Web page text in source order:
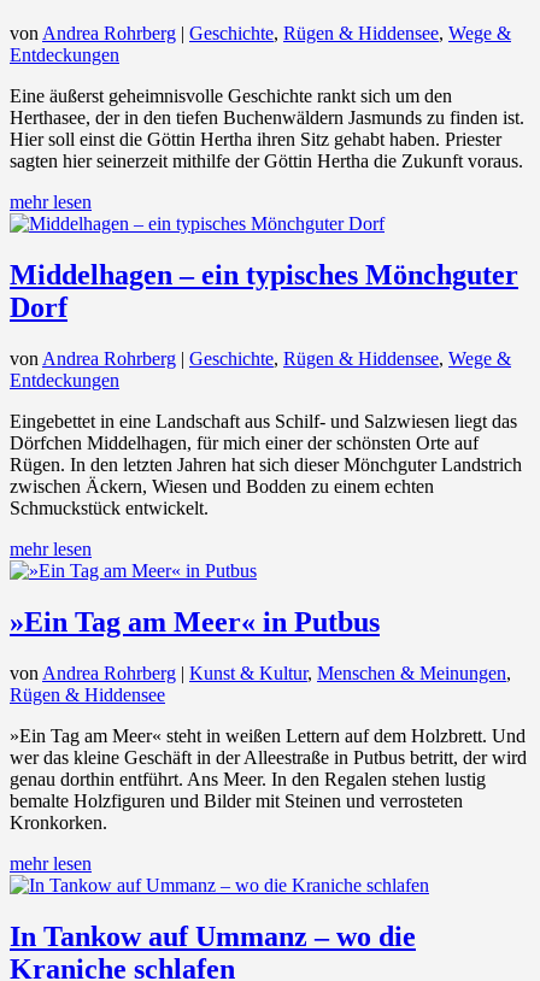
von Andrea Rohrberg | Geschichte, Rügen & Hiddensee, Wege &
Entdeckungen
Eine äußerst geheimnisvolle Geschichte rankt sich um den
Herthasee, der in den tiefen Buchenwäldern Jasmunds zu finden ist.
Hier soll einst die Göttin Hertha ihren Sitz gehabt haben. Priester
sagten hier seinerzeit mithilfe der Göttin Hertha die Zukunft voraus.
mehr lesen
Middelhagen – ein typisches Mönchguter
Dorf
von Andrea Rohrberg | Geschichte, Rügen & Hiddensee, Wege &
Entdeckungen
Eingebettet in eine Landschaft aus Schilf- und Salzwiesen liegt das
Dörfchen Middelhagen, für mich einer der schönsten Orte auf
Rügen. In den letzten Jahren hat sich dieser Mönchguter Landstrich
zwischen Äckern, Wiesen und Bodden zu einem echten
Schmuckstück entwickelt.
mehr lesen
»Ein Tag am Meer« in Putbus
von Andrea Rohrberg | Kunst & Kultur, Menschen & Meinungen,
Rügen & Hiddensee
»Ein Tag am Meer« steht in weißen Lettern auf dem Holzbrett. Und
wer das kleine Geschäft in der Alleestraße in Putbus betritt, der wird
genau dorthin entführt. Ans Meer. In den Regalen stehen lustig
bemalte Holzfiguren und Bilder mit Steinen und verrosteten
Kronkorken.
mehr lesen
In Tankow auf Ummanz – wo die
Kraniche schlafen